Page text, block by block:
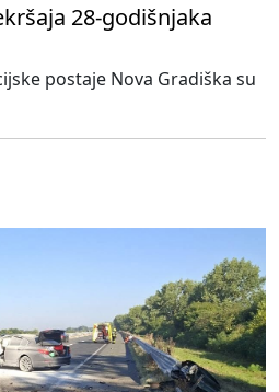
28-godišnjaka
postaje Nova Gradiška su